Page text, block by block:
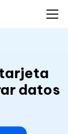
datos